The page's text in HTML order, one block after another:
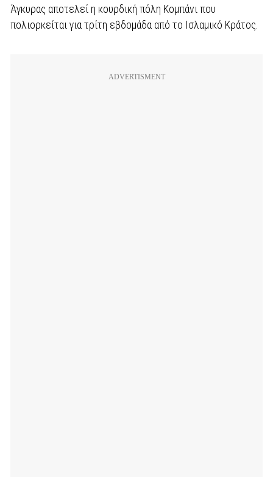
Άγκυρας αποτελεί η κουρδική πόλη Κομπάνι που
πολιορκείται για τρίτη εβδομάδα από το Ισλαμικό Κράτος.